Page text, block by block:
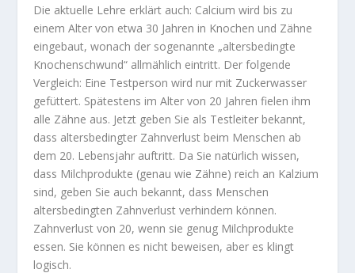
Die aktuelle Lehre erklärt auch: Calcium wird bis zu
einem Alter von etwa 30 Jahren in Knochen und Zähne
eingebaut, wonach der sogenannte „altersbedingte
Knochenschwund“ allmählich eintritt. Der folgende
Vergleich: Eine Testperson wird nur mit Zuckerwasser
gefüttert. Spätestens im Alter von 20 Jahren fielen ihm
alle Zähne aus. Jetzt geben Sie als Testleiter bekannt,
dass altersbedingter Zahnverlust beim Menschen ab
dem 20. Lebensjahr auftritt. Da Sie natürlich wissen,
dass Milchprodukte (genau wie Zähne) reich an Kalzium
sind, geben Sie auch bekannt, dass Menschen
altersbedingten Zahnverlust verhindern können.
Zahnverlust von 20, wenn sie genug Milchprodukte
essen. Sie können es nicht beweisen, aber es klingt
logisch.